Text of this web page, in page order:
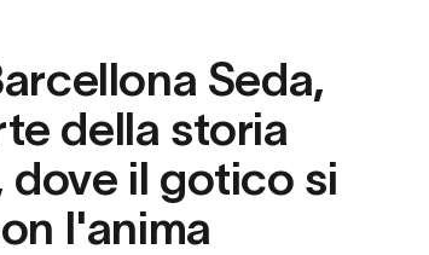
Seda,
della storia
il gotico si
l'anima